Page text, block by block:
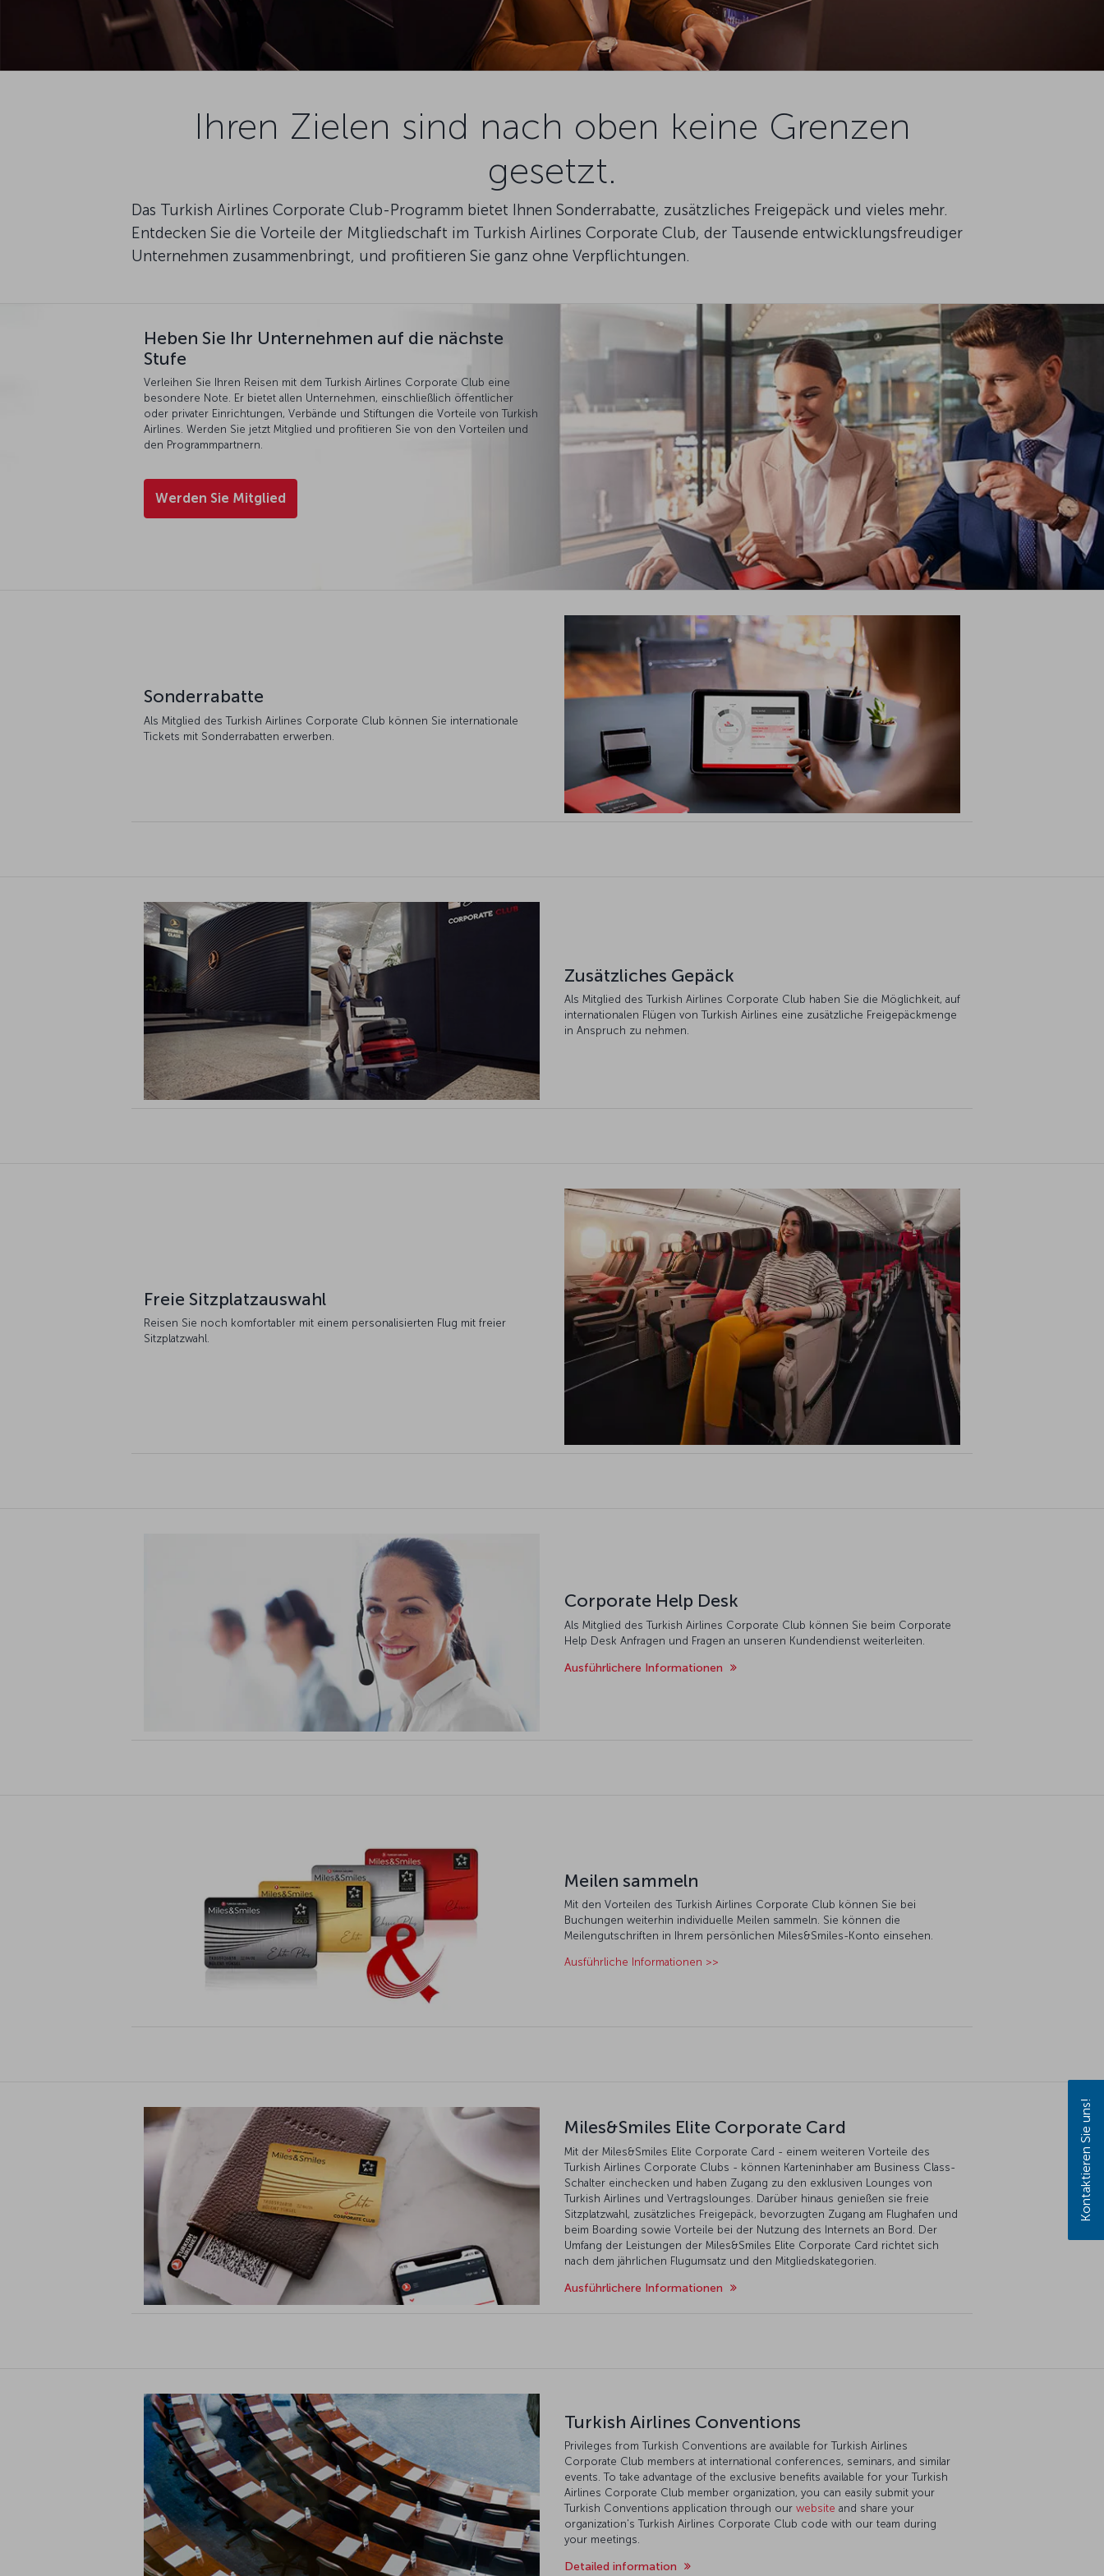
Ihren Zielen sind nach oben keine Grenzen
gesetzt.
Das Turkish Airlines Corporate Club-Programm bietet Ihnen Sonderrabatte, zusätzliches Freigepäck und vieles mehr.
Entdecken Sie die Vorteile der Mitgliedschaft im Turkish Airlines Corporate Club, der Tausende entwicklungsfreudiger
Unternehmen zusammenbringt, und profitieren Sie ganz ohne Verpflichtungen.
Heben Sie Ihr Unternehmen auf die nächste
Stufe
Verleihen Sie Ihren Reisen mit dem Turkish Airlines Corporate Club eine
besondere Note. Er bietet allen Unternehmen, einschließlich öffentlicher
oder privater Einrichtungen, Verbände und Stiftungen die Vorteile von Turkish
Airlines. Werden Sie jetzt Mitglied und profitieren Sie von den Vorteilen und
den Programmpartnern.
Werden Sie Mitglied
Sonderrabatte
Als Mitglied des Turkish Airlines Corporate Club können Sie internationale
Tickets mit Sonderrabatten erwerben.
Zusätzliches Gepäck
Als Mitglied des Turkish Airlines Corporate Club haben Sie die Möglichkeit, auf
internationalen Flügen von Turkish Airlines eine zusätzliche Freigepäckmenge
in Anspruch zu nehmen.
Freie Sitzplatzauswahl
Reisen Sie noch komfortabler mit einem personalisierten Flug mit freier
Sitzplatzwahl.
Corporate Help Desk
Als Mitglied des Turkish Airlines Corporate Club können Sie beim Corporate
Help Desk Anfragen und Fragen an unseren Kundendienst weiterleiten.
Ausführlichere Informationen
Meilen sammeln
Mit den Vorteilen des Turkish Airlines Corporate Club können Sie bei
Buchungen weiterhin individuelle Meilen sammeln. Sie können die
Meilengutschriften in Ihrem persönlichen Miles&Smiles-Konto einsehen.
Ausführliche Informationen >>
Miles&Smiles Elite Corporate Card
Mit der Miles&Smiles Elite Corporate Card - einem weiteren Vorteile des
Turkish Airlines Corporate Clubs - können Karteninhaber am Business Class-
Schalter einchecken und haben Zugang zu den exklusiven Lounges von
Turkish Airlines und Vertragslounges. Darüber hinaus genießen sie freie
Sitzplatzwahl, zusätzliches Freigepäck, bevorzugten Zugang am Flughafen und
beim Boarding sowie Vorteile bei der Nutzung des Internets an Bord. Der
Umfang der Leistungen der Miles&Smiles Elite Corporate Card richtet sich
nach dem jährlichen Flugumsatz und den Mitgliedskategorien.
Ausführlichere Informationen
Turkish Airlines Conventions
Privileges from Turkish Conventions are available for Turkish Airlines
Corporate Club members at international conferences, seminars, and similar
events. To take advantage of the exclusive benefits available for your Turkish
Airlines Corporate Club member organization, you can easily submit your
Turkish Conventions application through our website and share your
organization's Turkish Airlines Corporate Club code with our team during
your meetings.
Detailed information
Kontaktieren Sie uns!